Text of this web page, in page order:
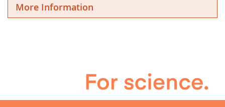
More Information